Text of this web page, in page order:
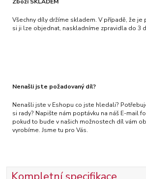
Všechny díly držíme skladem. V případě, že
si ji lze objednat, naskladníme zpravidla do 3
Nenašli jste požadovaný díl?
Nenašli jste v Eshopu co jste hledali?
si rady? Napište nám poptávku na náš E-mail
pokud to bude v našich možnostech díl vám
vyrobíme. Jsme tu pro Vás.